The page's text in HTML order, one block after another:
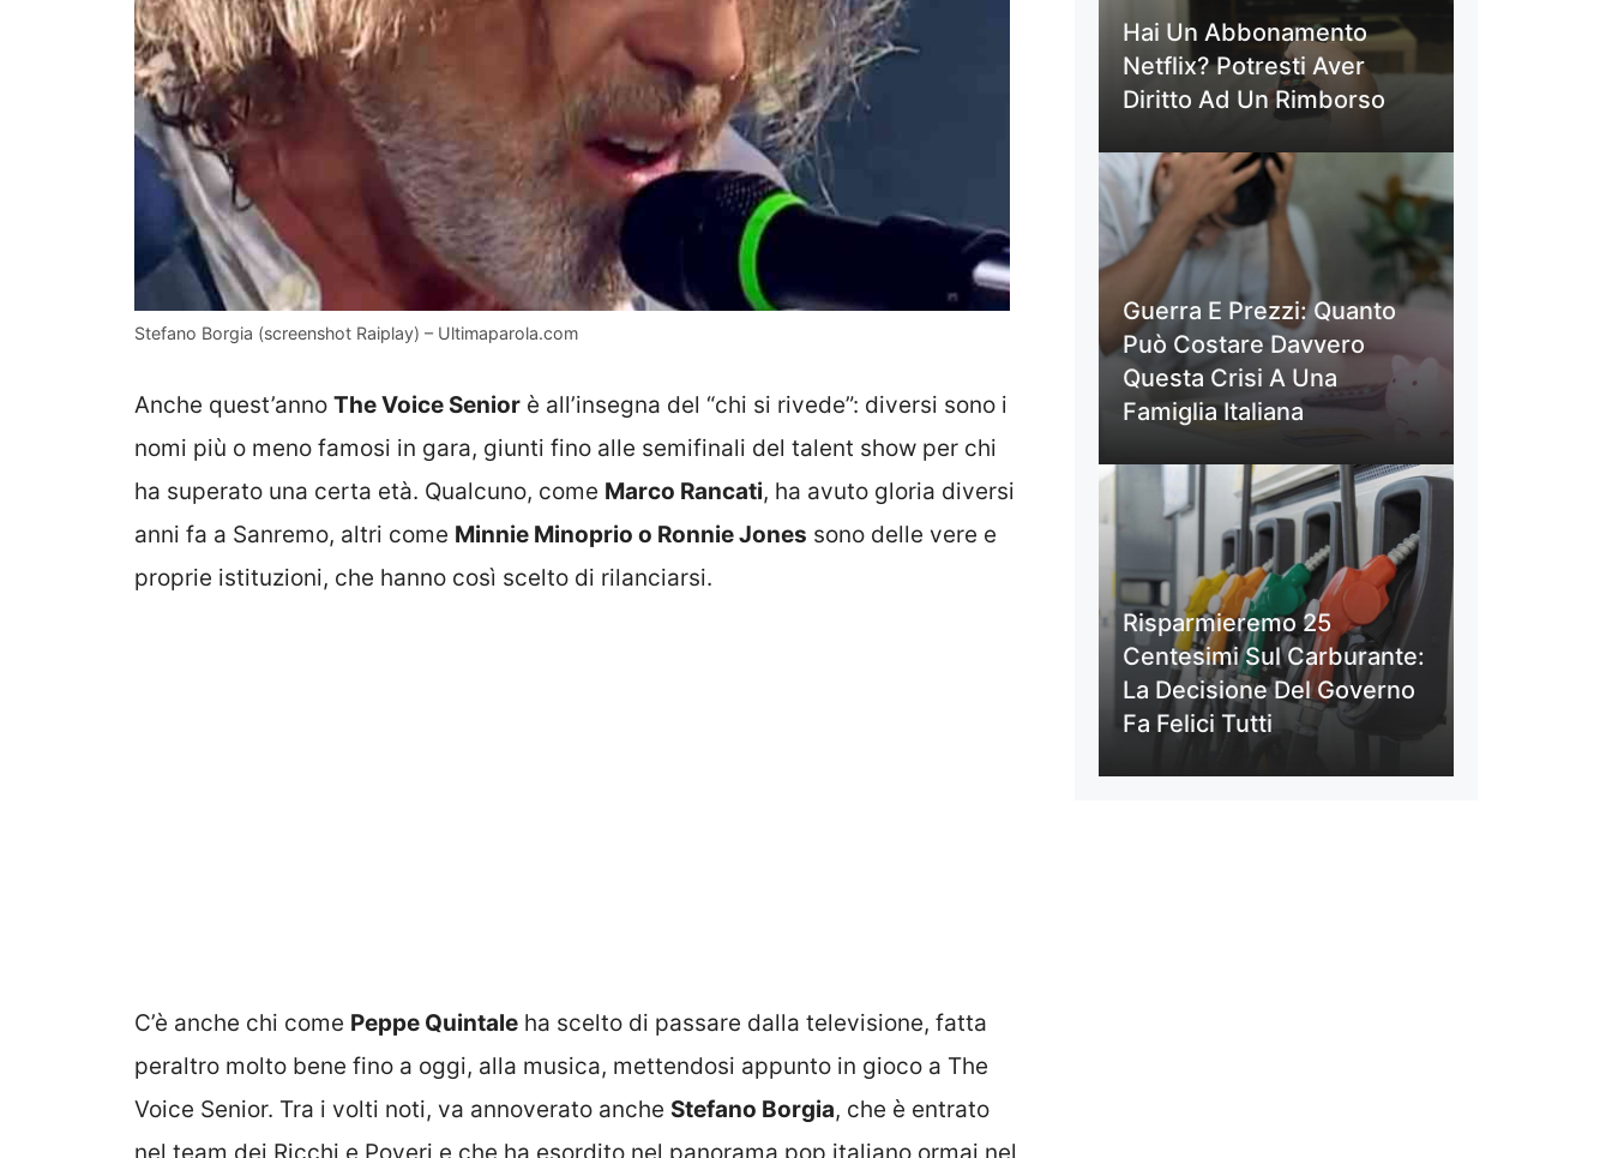
Stefano Borgia (screenshot Raiplay) – Ultimaparola.com
Anche quest’anno The Voice Senior è all’insegna del “chi si rivede”: diversi sono i
nomi più o meno famosi in gara, giunti fino alle semifinali del talent show per chi
ha superato una certa età. Qualcuno, come Marco Rancati, ha avuto gloria diversi
anni fa a Sanremo, altri come Minnie Minoprio o Ronnie Jones sono delle vere e
proprie istituzioni, che hanno così scelto di rilanciarsi.
C’è anche chi come Peppe Quintale ha scelto di passare dalla televisione, fatta
peraltro molto bene fino a oggi, alla musica, mettendosi appunto in gioco a The
Voice Senior. Tra i volti noti, va annoverato anche Stefano Borgia, che è entrato
Hai Un Abbonamento
Netflix? Potresti Aver
Diritto Ad Un Rimborso
Guerra E Prezzi: Quanto
Può Costare Davvero
Questa Crisi A Una
Famiglia Italiana
Risparmieremo 25
Centesimi Sul Carburante:
La Decisione Del Governo
Fa Felici Tutti